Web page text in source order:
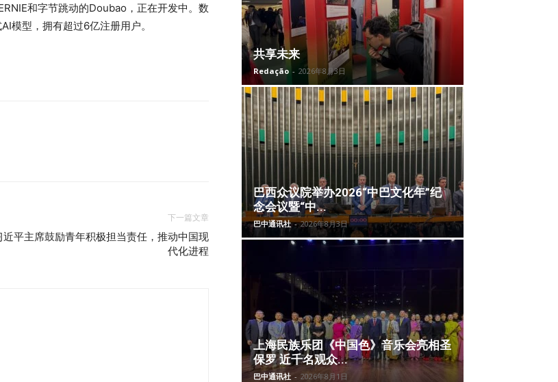
和字节跳动的Doubao，正在开发中。数
模型，拥有超过6亿注册用户。
下一篇文章
近平主席鼓励青年积极担当责任，推动中国现
代化进程
共享未来
Redação - 2026年8月3日
巴西众议院举办2026“中巴文化年”纪
念会议暨“中...
巴中通讯社 - 2026年8月3日
上海民族乐团《中国色》音乐会亮相圣
保罗 近千名观众...
巴中通讯社 - 2026年8月1日